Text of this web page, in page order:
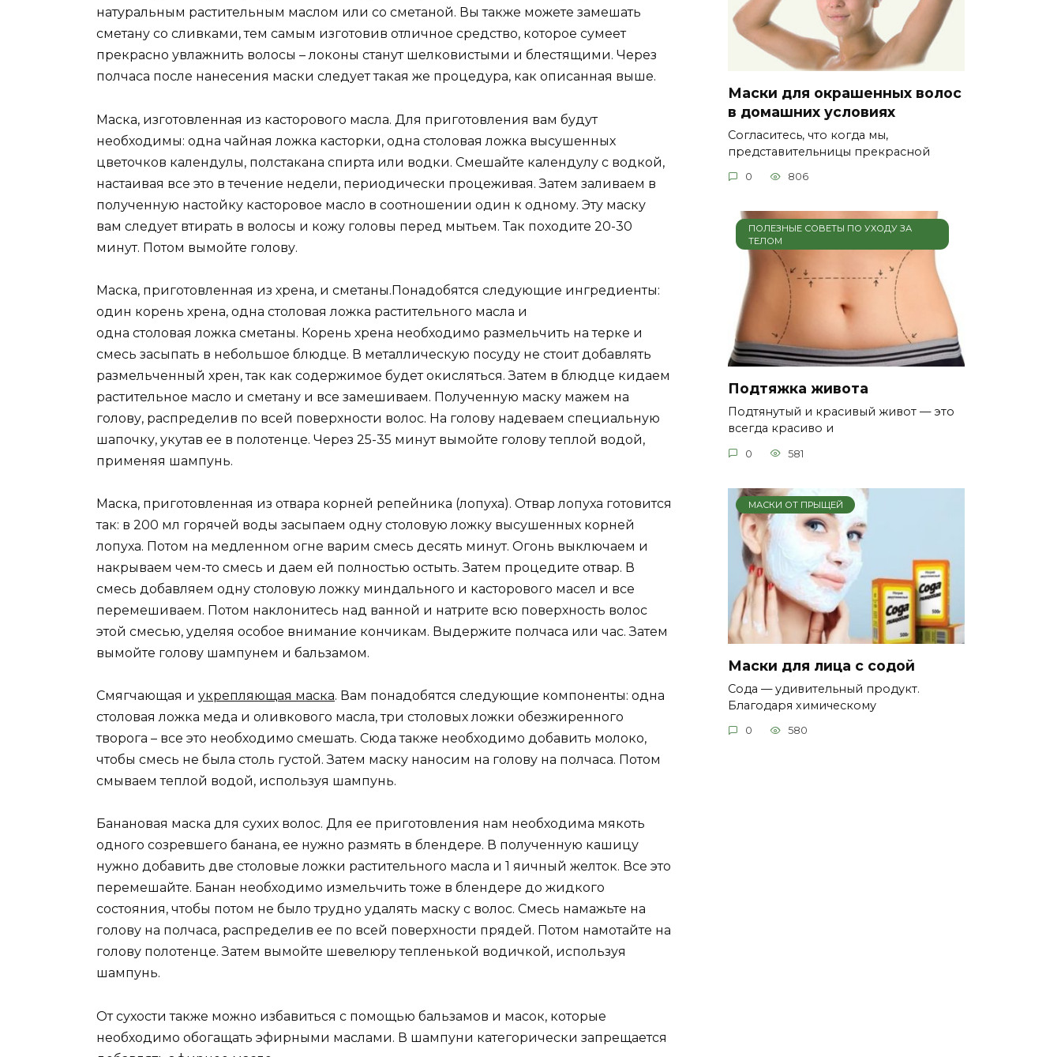
натуральным растительным маслом или со сметаной. Вы также можете замешать
сметану со сливками, тем самым изготовив отличное средство, которое сумеет
прекрасно увлажнить волосы – локоны станут шелковистыми и блестящими. Через
полчаса после нанесения маски следует такая же процедура, как описанная выше.
Маска, изготовленная из касторового масла. Для приготовления вам будут
необходимы: одна чайная ложка касторки, одна столовая ложка высушенных
цветочков календулы, полстакана спирта или водки. Смешайте календулу с водкой,
настаивая все это в течение недели, периодически процеживая. Затем заливаем в
полученную настойку касторовое масло в соотношении один к одному. Эту маску
вам следует втирать в волосы и кожу головы перед мытьем. Так походите 20-30
минут. Потом вымойте голову.
Маска, приготовленная из хрена, и сметаны.Понадобятся следующие ингредиенты:
один корень хрена, одна столовая ложка растительного масла и
одна столовая ложка сметаны. Корень хрена необходимо размельчить на терке и
смесь засыпать в небольшое блюдце. В металлическую посуду не стоит добавлять
размельченный хрен, так как содержимое будет окисляться. Затем в блюдце кидаем
растительное масло и сметану и все замешиваем. Полученную маску мажем на
голову, распределив по всей поверхности волос. На голову надеваем специальную
шапочку, укутав ее в полотенце. Через 25-35 минут вымойте голову теплой водой,
применяя шампунь.
Маска, приготовленная из отвара корней репейника (лопуха). Отвар лопуха готовится
так: в 200 мл горячей воды засыпаем одну столовую ложку высушенных корней
лопуха. Потом на медленном огне варим смесь десять минут. Огонь выключаем и
накрываем чем-то смесь и даем ей полностью остыть. Затем процедите отвар. В
смесь добавляем одну столовую ложку миндального и касторового масел и все
перемешиваем. Потом наклонитесь над ванной и натрите всю поверхность волос
этой смесью, уделяя особое внимание кончикам. Выдержите полчаса или час. Затем
вымойте голову шампунем и бальзамом.
Смягчающая и укрепляющая маска. Вам понадобятся следующие компоненты: одна
столовая ложка меда и оливкового масла, три столовых ложки обезжиренного
творога – все это необходимо смешать. Сюда также необходимо добавить молоко,
чтобы смесь не была столь густой. Затем маску наносим на голову на полчаса. Потом
смываем теплой водой, используя шампунь.
Банановая маска для сухих волос. Для ее приготовления нам необходима мякоть
одного созревшего банана, ее нужно размять в блендере. В полученную кашицу
нужно добавить две столовые ложки растительного масла и 1 яичный желток. Все это
перемешайте. Банан необходимо измельчить тоже в блендере до жидкого
состояния, чтобы потом не было трудно удалять маску с волос. Смесь намажьте на
голову на полчаса, распределив ее по всей поверхности прядей. Потом намотайте на
голову полотенце. Затем вымойте шевелюру тепленькой водичкой, используя
шампунь.
От сухости также можно избавиться с помощью бальзамов и масок, которые
необходимо обогащать эфирными маслами. В шампуни категорически запрещается
Маски для окрашенных волос
в домашних условиях
Согласитесь, что когда мы,
представительницы прекрасной
0 806
ПОЛЕЗНЫЕ СОВЕТЫ ПО УХОДУ ЗА
ТЕЛОМ
Подтяжка живота
Подтянутый и красивый живот — это
всегда красиво и
0 581
МАСКИ ОТ ПРЫЩЕЙ
Маски для лица с содой
Сода — удивительный продукт.
Благодаря химическому
0 580